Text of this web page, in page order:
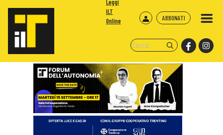
ABBONATI
Leggi
ILT
Online